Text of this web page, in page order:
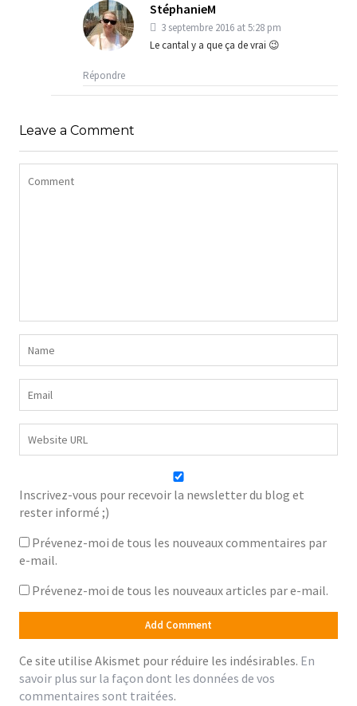
StéphanieM
3 septembre 2016 at 5:28 pm
Le cantal y a que ça de vrai 😉
Répondre
Leave a Comment
Inscrivez-vous pour recevoir la newsletter du blog et
rester informé ;)
Prévenez-moi de tous les nouveaux commentaires par
e-mail.
Prévenez-moi de tous les nouveaux articles par e-mail.
Ce site utilise Akismet pour réduire les indésirables. En
savoir plus sur la façon dont les données de vos
commentaires sont traitées.